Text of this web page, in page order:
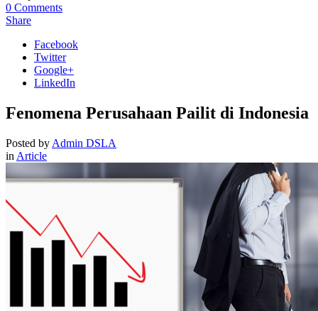
0 Comments
Share
Facebook
Twitter
Google+
LinkedIn
Fenomena Perusahaan Pailit di Indonesia
Posted by Admin DSLA
in Article